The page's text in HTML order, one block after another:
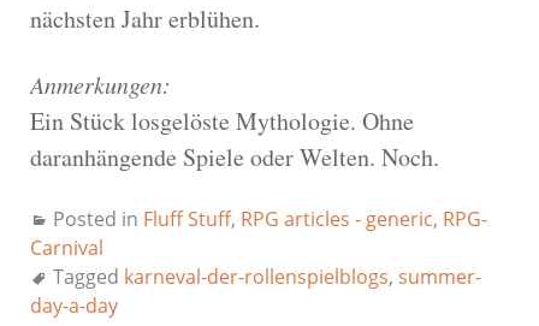
nächsten Jahr erblühen.
Anmerkungen:
Ein Stück losgelöste Mythologie. Ohne
daranhängende Spiele oder Welten. Noch.
Posted in Fluff Stuff, RPG articles - generic, RPG-
Carnival
Tagged karneval-der-rollenspielblogs, summer-
day-a-day